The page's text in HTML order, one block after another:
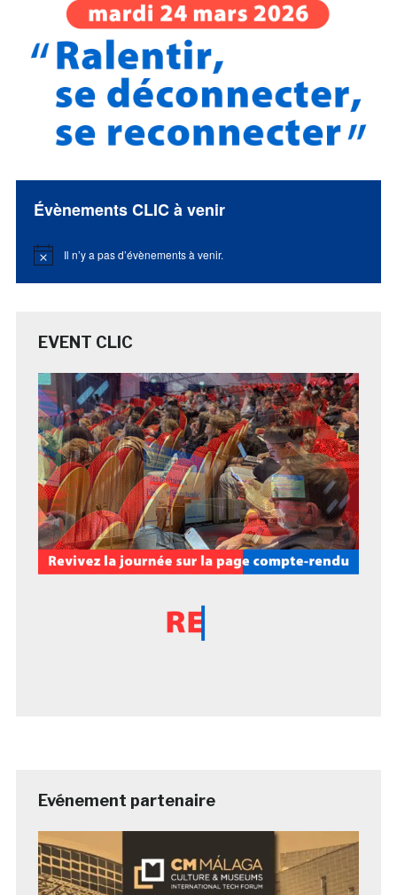
Évènements CLIC à venir
Notice Il n’y a pas d’évènements à venir.
EVENT CLIC
Evénement partenaire